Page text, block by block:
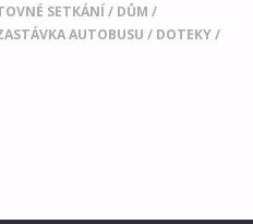
SETKÁNÍ / DŮM /
AUTOBUSU / DOTEKY/